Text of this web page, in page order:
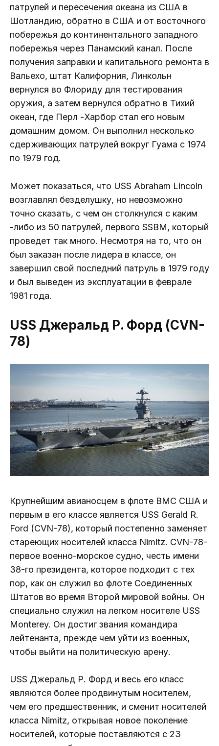
патрулей и пересечения океана из США в
Шотландию, обратно в США и от восточного
побережья до континентального западного
побережья через Панамский канал. После
получения заправки и капитального ремонта в
Вальехо, штат Калифорния, Линкольн
вернулся во Флориду для тестирования
оружия, а затем вернулся обратно в Тихий
океан, где Перл -Харбор стал его новым
домашним домом. Он выполнил несколько
сдерживающих патрулей вокруг Гуама с 1974
по 1979 год.
Может показаться, что USS Abraham Lincoln
возглавлял безделушку, но невозможно
точно сказать, с чем он столкнулся с каким
-либо из 50 патрулей, первого SSBM, который
проведет так много. Несмотря на то, что он
был заказан после лидера в классе, он
завершил свой последний патруль в 1979 году
и был выведен из эксплуатации в феврале
1981 года.
USS Джеральд Р. Форд (CVN-
78)
Крупнейшим авианосцем в флоте ВМС США и
первым в его классе является USS Gerald R.
Ford (CVN-78), который постепенно заменяет
стареющих носителей класса Nimitz. CVN-78-
первое военно-морское судно, честь имени
38-го президента, которое подходит с тех
пор, как он служил во флоте Соединенных
Штатов во время Второй мировой войны. Он
специально служил на легком носителе USS
Monterey. Он достиг звания командира
лейтенанта, прежде чем уйти из военных,
чтобы выйти на политическую арену.
USS Джеральд Р. Форд и весь его класс
являются более продвинутым носителем,
чем его предшественник, и сменит носителей
класса Nimitz, открывая новое поколение
носителей, которые поставляются с 23